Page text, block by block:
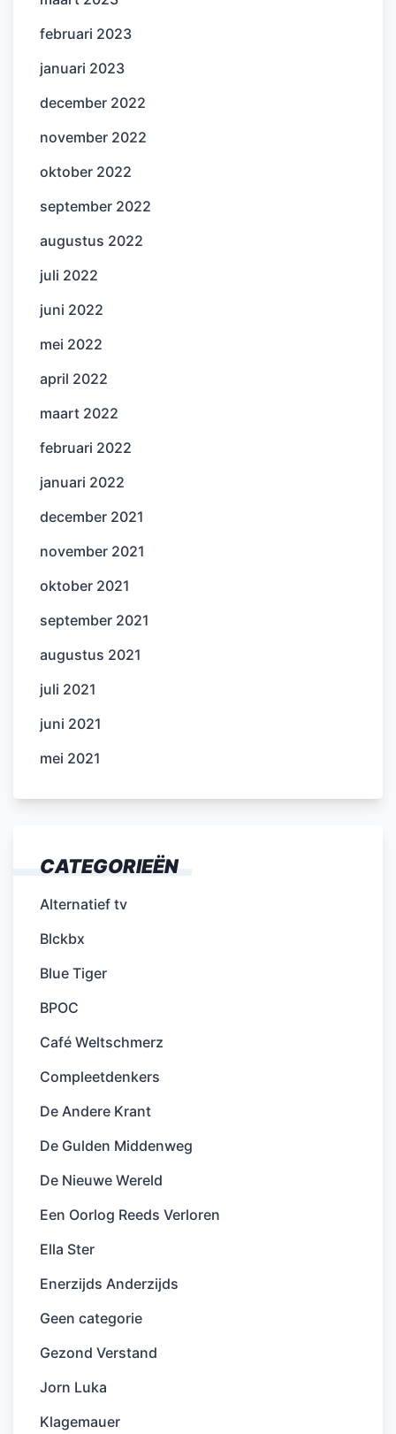
februari 2023
januari 2023
december 2022
november 2022
oktober 2022
september 2022
augustus 2022
juli 2022
juni 2022
mei 2022
april 2022
maart 2022
februari 2022
januari 2022
december 2021
november 2021
oktober 2021
september 2021
augustus 2021
juli 2021
juni 2021
mei 2021
CATEGORIEËN
Alternatief tv
Blckbx
Blue Tiger
BPOC
Café Weltschmerz
Compleetdenkers
De Andere Krant
De Gulden Middenweg
De Nieuwe Wereld
Een Oorlog Reeds Verloren
Ella Ster
Enerzijds Anderzijds
Geen categorie
Gezond Verstand
Jorn Luka
Klagemauer